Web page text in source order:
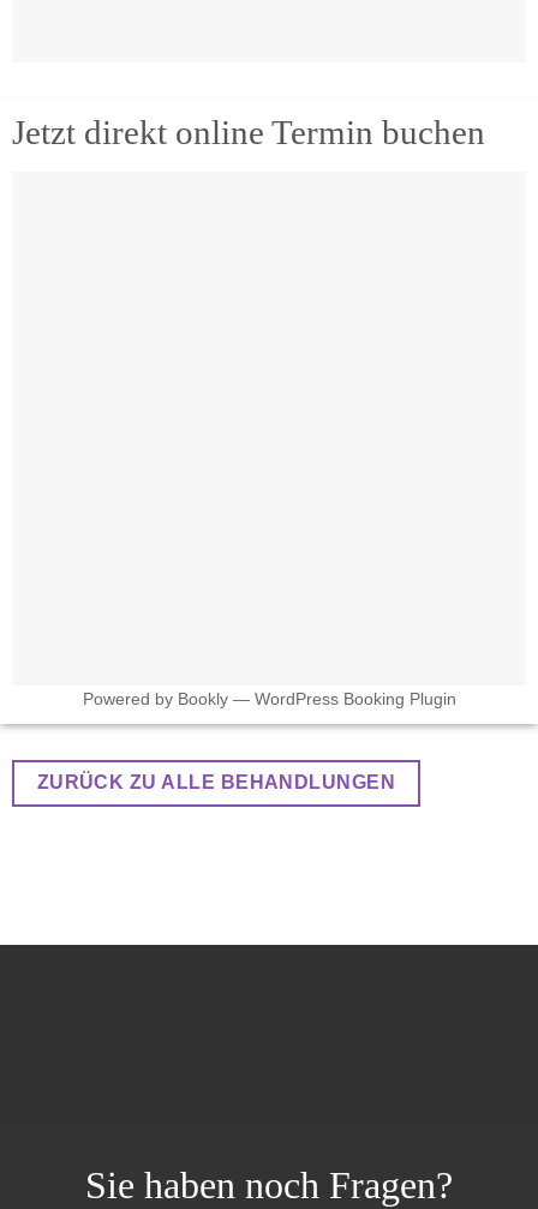
Jetzt direkt online Termin buchen
Powered by Bookly— WordPress Booking Plugin
ZURÜCK ZU ALLE BEHANDLUNGEN
Sie haben noch Fragen?